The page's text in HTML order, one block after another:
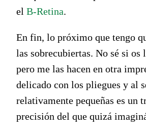
el B-Retina.
En fin, lo próximo que tengo
las sobrecubiertas. No sé si os
pero me las hacen en otra
delicado con los pliegues y al
relativamente pequeñas es un
precisión del que quizá